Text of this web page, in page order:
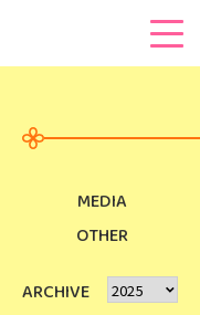
MEDIA
OTHER
ARCHIVE